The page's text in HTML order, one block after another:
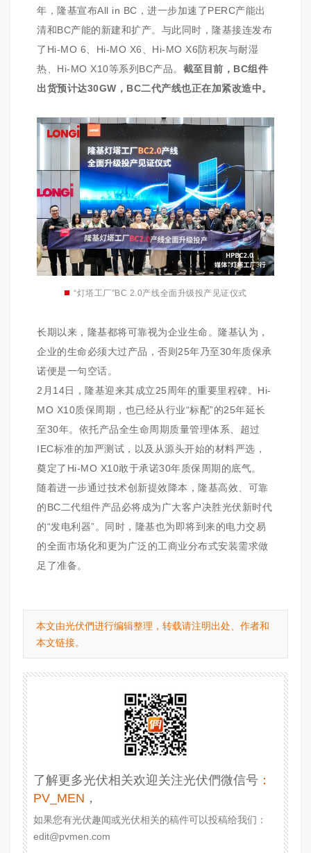
年，隆基宣布All in BC，进一步加速了PERC产能出
清和BC产能的新建和扩产。与此同时，隆基接连发布
了Hi-MO 6、Hi-MO X6、Hi-MO X6防积灰与耐湿
热、Hi-MO X10等系列BC产品。 截至目前，BC组件
出货预计达30GW，BC二代产线也正在加紧改造中。
■ “灯塔工厂”BC 2.0产线全面升级投产见证仪式
长期以来，隆基都将可靠视为企业生命。隆基认为，
企业的生命必须大过产品，否则25年乃至30年质保承
诺便是一句空话。
2月14日，隆基迎来其成立25周年的重要里程碑。Hi-
MO X10质保周期，也已经从行业“标配”的25年延长
至30年。依托产品全生命周期质量管理体系、超过
IEC标准的加严测试，以及从源头开始的材料严选，
奠定了Hi-MO X10敢于承诺30年质保周期的底气。
随着进一步通过技术创新提效降本，隆基高效、可靠
的BC二代组件产品必将成为广大客户决胜光伏新时代
的“发电利器”。同时，隆基也为即将到来的电力交易
的全面市场化和更为广泛的工商业分布式安装需求做
足了准备。
本文由光伏們进行编辑整理，转载请注明出处、作者和
本文链接。
了解更多光伏相关欢迎关注光伏們微信号 ：
PV_MEN ，
如果您有光伏趣闻或光伏相关的稿件可以投稿给我们：
edit@pvmen.com